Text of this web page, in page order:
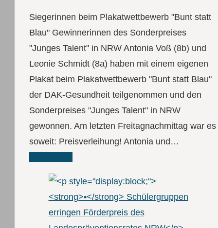
Siegerinnen beim Plakatwettbewerb "Bunt statt
Blau" Gewinnerinnen des Sonderpreises
"Junges Talent" in NRW Antonia Voß (8b) und
Leonie Schmidt (8a) haben mit einem eigenen
Plakat beim Plakatwettbewerb "Bunt statt Blau"
der DAK-Gesundheit teilgenommen und den
Sonderpreises "Junges Talent" in NRW
gewonnen. Am letzten Freitagnachmittag war es
soweit: Preisverleihung! Antonia und…